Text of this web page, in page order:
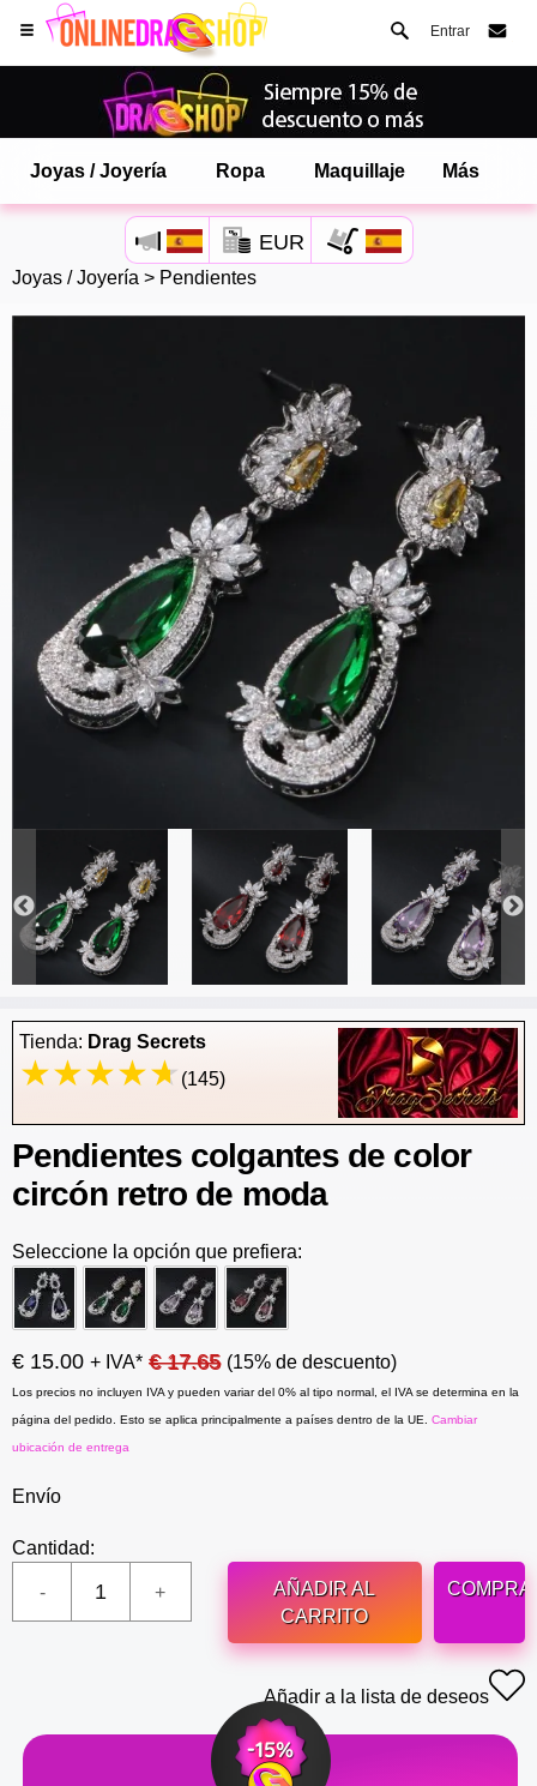
Entrar
Joyas / Joyería Ropa Maquillaje Más
EUR
Joyas / Joyería > Pendientes
Tienda: Drag Secrets
(145)
Pendientes colgantes de color
circón retro de moda
Seleccione la opción que prefiera:
€ 15.00 + IVA* € 17.65 (15% de descuento)
Los precios no incluyen IVA y pueden variar del 0% al tipo normal, el IVA se determina en la
página del pedido. Esto se aplica principalmente a países dentro de la UE. Cambiar
ubicación de entrega
Envío
Cantidad:
AÑADIR AL
CARRITO
Añadir a la lista de deseos
Abre tu menú de Safari.
y toca AÑADIR A LA PANTALLA DE INICIO
onlinedragshop ahora está instalado como APLICACIÓN